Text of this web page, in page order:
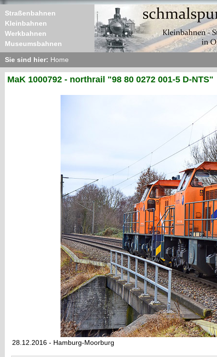
Straßenbahnen
Kleinbahnen
Werkbahnen
Museumsbahnen
Sie sind hier: Home
MaK 1000792 - northrail "98 80 0272 001-5 D-NTS"
28.12.2016 - Hamburg-Moorburg